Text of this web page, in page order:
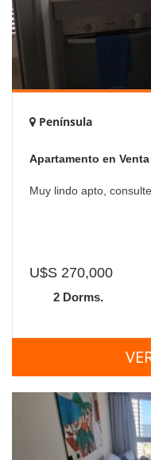
Península
Apartamento en
Este, 2 Dormitorios.
Muy lindo apto,
U$S 270,000
2 Dorms.